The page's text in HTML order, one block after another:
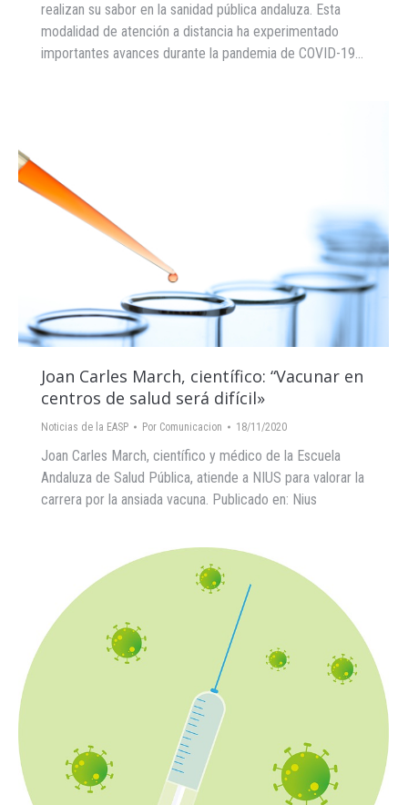
realizan su sabor en la sanidad pública andaluza. Esta
modalidad de atención a distancia ha experimentado
importantes avances durante la pandemia de COVID-19…
Joan Carles March, científico: “Vacunar en
centros de salud será difícil»
Noticias de la EASP Por Comunicacion 18/11/2020
Joan Carles March, científico y médico de la Escuela
Andaluza de Salud Pública, atiende a NIUS para valorar la
carrera por la ansiada vacuna. Publicado en: Nius